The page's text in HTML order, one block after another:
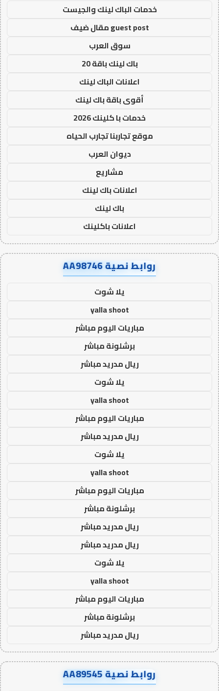
خدمات الباك لينك والجيست
guest post مقال ضيف
سوق العرب
باك لينك باقة 20
اعلانات الباك لينك
أقوى باقة باك لينك
خدمات با كلينك 2026
موقع تجاربنا تجارب الحياه
ديوان العرب
مشاريع
اعلانات باك لينك
باك لينك
اعلانات باكلينك
روابط نصية AA98746
يلا شوت
yalla shoot
مباريات اليوم مباشر
برشلونة مباشر
ريال مدريد مباشر
يلا شوت
yalla shoot
مباريات اليوم مباشر
ريال مدريد مباشر
يلا شوت
yalla shoot
مباريات اليوم مباشر
برشلونة مباشر
ريال مدريد مباشر
ريال مدريد مباشر
يلا شوت
yalla shoot
مباريات اليوم مباشر
برشلونة مباشر
ريال مدريد مباشر
روابط نصية AA89545